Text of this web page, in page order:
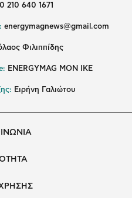
210 640 1671
energymagnews@gmail.com
Φιλιππίδης
ENERGYMAG ΜΟΝ ΙΚΕ
Ειρήνη Γαλιώτου